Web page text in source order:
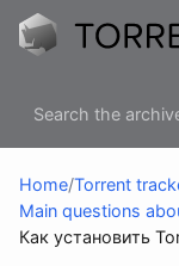
Home/Torrent
Main questions
Как установить